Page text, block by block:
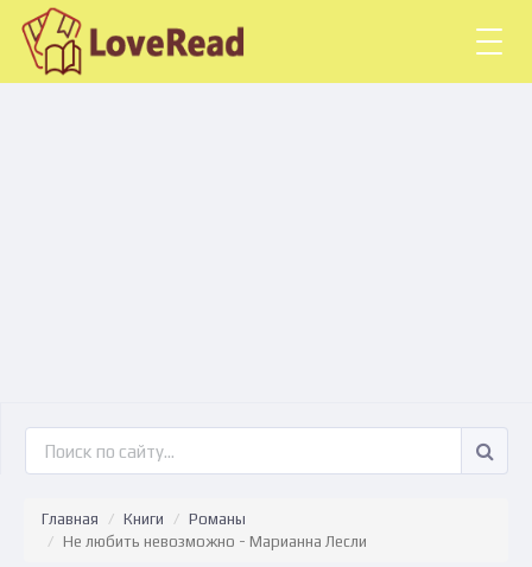
Главная Книги
Романы
Не любить невозможно - Марианна Лесли